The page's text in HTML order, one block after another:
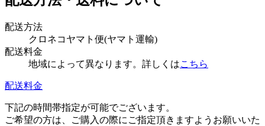
配送方法
クロネコヤマト便(ヤマト運輸)
配送料金
地域によって異なります。詳しくはこちら
配送料金
下記の時間帯指定が可能でございます。
ご希望の方は、ご購入の際にご指定頂きますようお願いいた